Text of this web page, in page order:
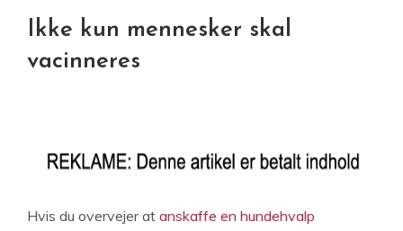
Ikke kun mennesker skal
vacinneres
Hvis du overvejer at anskaffe en hundehvalp